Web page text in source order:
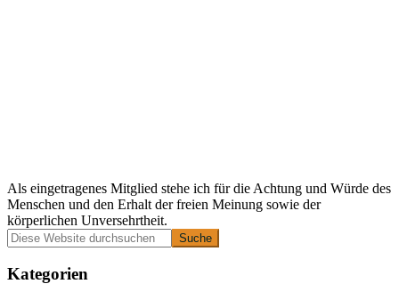
Als eingetragenes Mitglied stehe ich für die Achtung und Würde des
Menschen und den Erhalt der freien Meinung sowie der
körperlichen Unversehrtheit.
Primäre
Seitenleiste
Diese
Website
durchsuchen
Kategorien